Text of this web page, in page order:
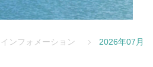
インフォメーション 2026年07月